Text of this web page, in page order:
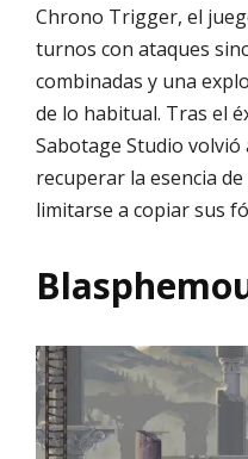
Chrono Trigger, el
turnos con ataques
combinadas y una
de lo habitual. Tras el
Sabotage Studio
recuperar la esencia de
limitarse a copiar sus